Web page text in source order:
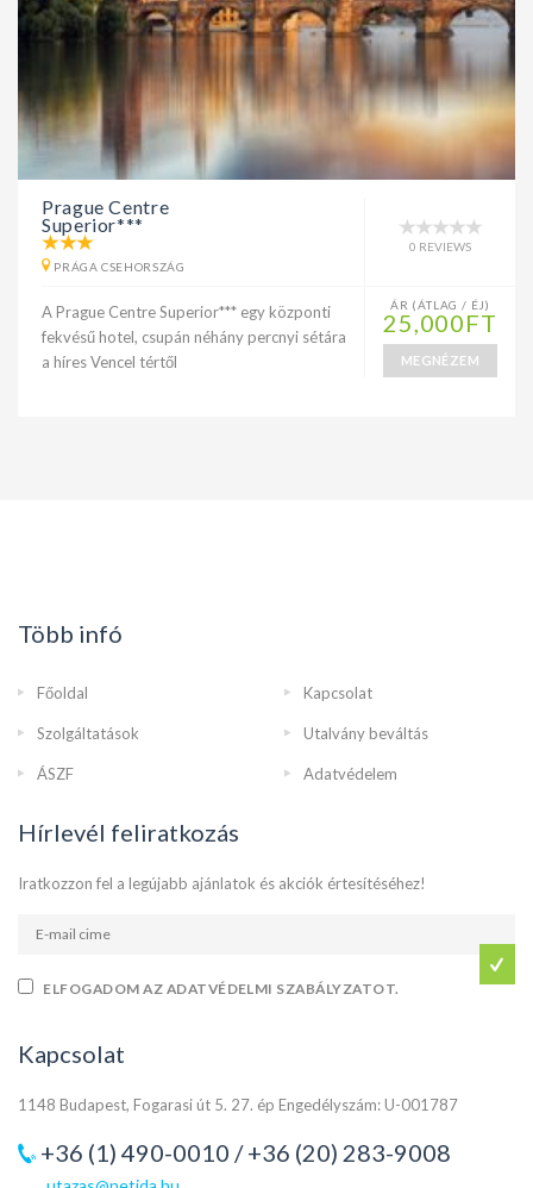
Prague Centre
Superior***
PRÁGA CSEHORSZÁG
0 REVIEWS
A Prague Centre Superior*** egy központi
fekvésű hotel, csupán néhány percnyi sétára
a híres Vencel tértől
ÁR (ÁTLAG / ÉJ)
25,000FT
MEGNÉZEM
Több infó
Főoldal Kapcsolat
Szolgáltatások Utalvány beváltás
ÁSZF Adatvédelem
Hírlevél feliratkozás
Iratkozzon fel a legújabb ajánlatok és akciók értesítéséhez!
ELFOGADOM AZ ADATVÉDELMI SZABÁLYZATOT.
Kapcsolat
1148 Budapest, Fogarasi út 5. 27. ép Engedélyszám: U-001787
+36 (1) 490-0010 / +36 (20) 283-9008